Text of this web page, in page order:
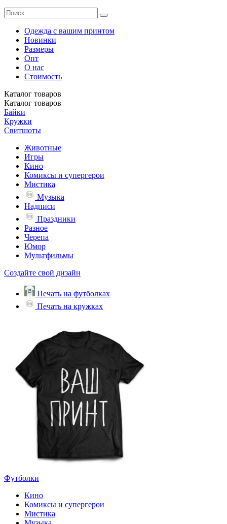
Одежда с вашим принтом
Новинки
Размеры
Опт
О нас
Стоимость
Каталог товаров
Каталог товаров
Байки
Кружки
Свитшоты
Животные
Игры
Кино
Комиксы и супергерои
Мистика
Музыка
Надписи
Праздники
Разное
Черепа
Юмор
Мультфильмы
Создайте свой дизайн
Печать на футболках
Печать на кружках
Футболки
Кино
Комиксы и супергерои
Мистика